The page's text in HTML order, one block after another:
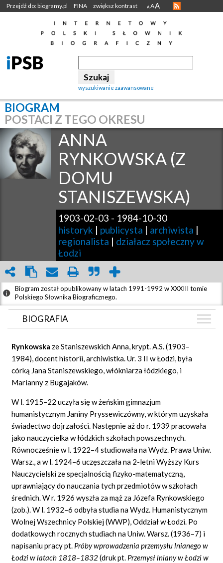
Przejdź do: biogramy.pl FINA zwiększ kontrast A AA
wyszukiwanie zaawansowane
BIOGRAM
POSTACI Z TEGO OKRESU
ANNA
RYNKOWSKA (Z
DOMU
STANISZEWSKA)
1903-02-03 - 1984-10-30
historyk | publicysta | archiwista |
regionalista | działacz społeczny w
Łodzi
Biogram został opublikowany w latach 1991-1992 w XXXIII tomie
Polskiego Słownika Biograficznego.
BIOGRAFIA
ZDJĘCIA (1)
GRAF POWIĄZAŃ
Mapa
Rynkowska ze Staniszewskich Anna, krypt. A.S. (1903–
1984), docent historii, archiwistka. Ur. 3 II w Łodzi, była
córką Jana Staniszewskiego, włókniarza łódzkiego, i
Marianny z Bugajaków.
W l. 1915–22 uczyła się w żeńskim gimnazjum
humanistycznym Janiny Pryssewiczówny, w którym uzyskała
świadectwo dojrzałości. Następnie aż do r. 1939 pracowała
jako nauczycielka w łódzkich szkołach powszechnych.
Równocześnie w l. 1922–4 studiowała na Wydz. Prawa Uniw.
Warsz., a w l. 1924–6 uczęszczała na 2-letni Wyższy Kurs
Nauczycielski ze specjalnością fizyko-matematyczną,
uprawniający do nauczania tych przedmiotów w szkołach
średnich. W r. 1926 wyszła za mąż za Józefa Rynkowskiego
(zob.). W l. 1932–6 odbyła studia na Wydz. Humanistycznym
Wolnej Wszechnicy Polskiej (WWP), Oddział w Łodzi. Po
dodatkowych rocznych studiach na Uniw. Warsz. (1936–7) i
napisaniu pracy pt. Próby wprowadzenia przemysłu lnianego w
Łodzi w latach 1818–1832(druk pt. Przemysł lniany w Łodzi w